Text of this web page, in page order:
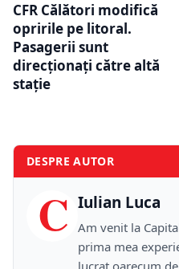
CFR Călători modifică
opririle pe litoral.
Pasagerii sunt
direcționați către altă
stație
DESPRE AUTOR
C Iulian Luca
Am venit la
prima mea
lucrat oarecum